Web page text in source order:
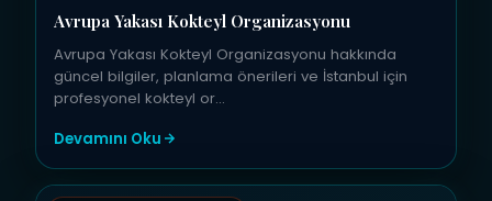
Avrupa Yakası Kokteyl Organizasyonu
Avrupa Yakası Kokteyl Organizasyonu hakkında
güncel bilgiler, planlama önerileri ve İstanbul için
profesyonel kokteyl or…
Devamını Oku